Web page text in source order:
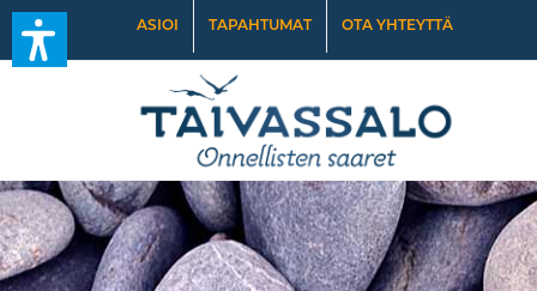
ASIOI TAPAHTUMAT OTA YHTEYTTÄ